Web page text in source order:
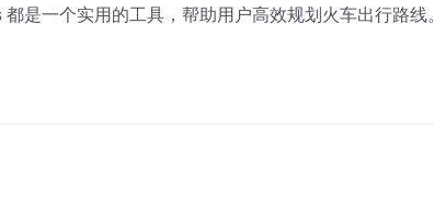
是一个实用的工具，帮助用户高效规划火车出行路线。